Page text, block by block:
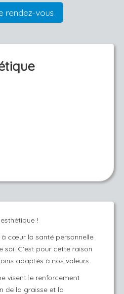
rendez-vous
!
cœur la santé personnelle
soi. C’est pour cette raison
adaptés à nos valeurs.
visent le renforcement
de la graisse et la